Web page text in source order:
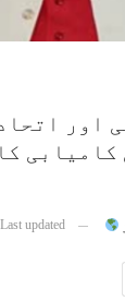
اور
کامیابی
Last updated